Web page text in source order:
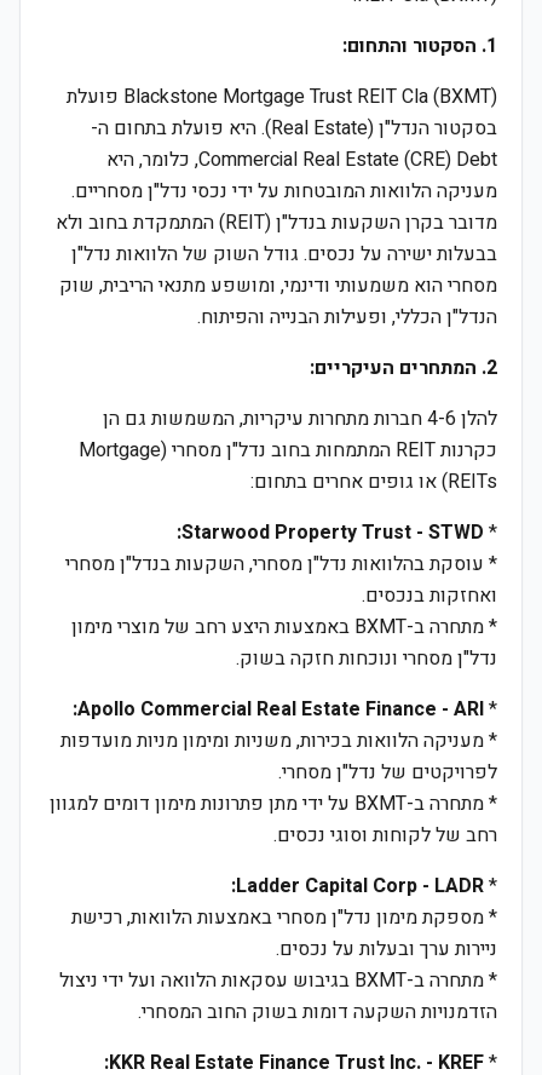
1. הסקטור והתחום:
Blackstone Mortgage Trust REIT Cla (BXMT) פועלת
בסקטור הנדל"ן (Real Estate). היא פועלת בתחום ה-
Commercial Real Estate (CRE) Debt, כלומר, היא
מעניקה הלוואות המובטחות על ידי נכסי נדל"ן מסחריים.
מדובר בקרן השקעות בנדל"ן (REIT) המתמקדת בחוב ולא
בבעלות ישירה על נכסים. גודל השוק של הלוואות נדל"ן
מסחרי הוא משמעותי ודינמי, ומושפע מתנאי הריבית, שוק
הנדל"ן הכללי, ופעילות הבנייה והפיתוח.
2. המתחרים העיקריים:
להלן 4-6 חברות מתחרות עיקריות, המשמשות גם הן
כקרנות REIT המתמחות בחוב נדל"ן מסחרי (Mortgage
REITs) או גופים אחרים בתחום:
*
Starwood Property Trust - STWD:
* עוסקת בהלוואות נדל"ן מסחרי, השקעות בנדל"ן מסחרי
ואחזקות בנכסים.
* מתחרה ב-BXMT באמצעות היצע רחב של מוצרי מימון
נדל"ן מסחרי ונוכחות חזקה בשוק.
*
Apollo Commercial Real Estate Finance - ARI:
* מעניקה הלוואות בכירות, משניות ומימון מניות מועדפות
לפרויקטים של נדל"ן מסחרי.
* מתחרה ב-BXMT על ידי מתן פתרונות מימון דומים למגוון
רחב של לקוחות וסוגי נכסים.
*
Ladder Capital Corp - LADR:
* מספקת מימון נדל"ן מסחרי באמצעות הלוואות, רכישת
ניירות ערך ובעלות על נכסים.
* מתחרה ב-BXMT בגיבוש עסקאות הלוואה ועל ידי ניצול
הזדמנויות השקעה דומות בשוק החוב המסחרי.
*
KKR Real Estate Finance Trust Inc. - KREF: